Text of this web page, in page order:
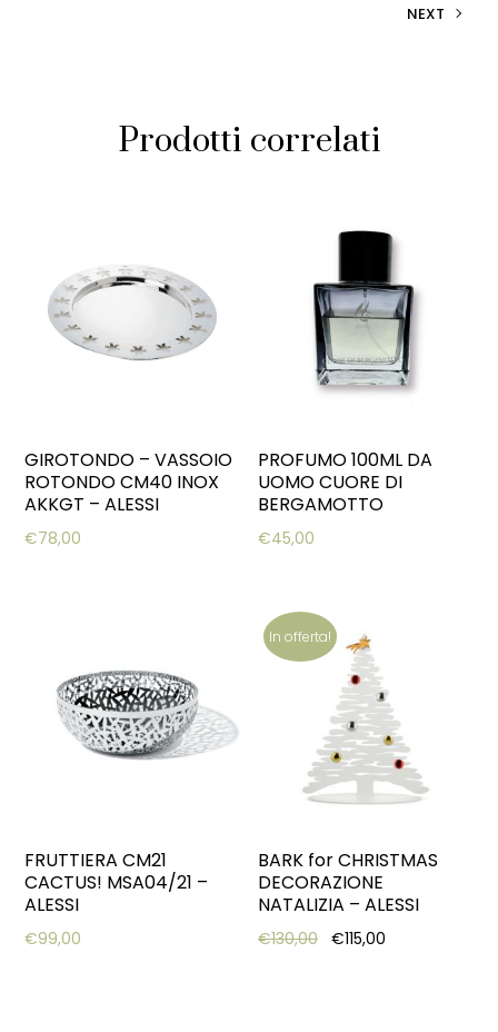
NEXT
Prodotti correlati
GIROTONDO – VASSOIO
ROTONDO CM40 INOX
AKKGT – ALESSI
€78,00
PROFUMO 100ML DA
UOMO CUORE DI
BERGAMOTTO
€45,00
FRUTTIERA CM21
CACTUS! MSA04/21 –
ALESSI
€99,00
In offerta!
BARK for CHRISTMAS
DECORAZIONE
NATALIZIA – ALESSI
€130,00 Original price was:
€115,00